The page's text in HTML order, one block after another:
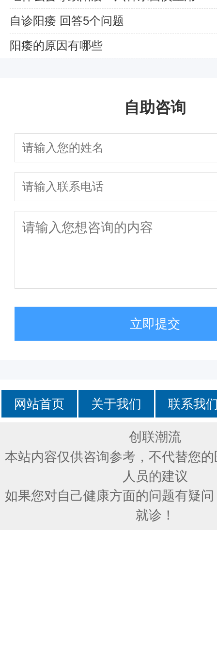
自诊阳痿 回答5个问题
阳痿的原因有哪些
自助咨询
立即提交
网站首页 关于我们 联系我
创联潮流
本站内容仅供咨询参考，不代替您
人员的建议
如果您对自己健康方面的问题有疑
就诊！